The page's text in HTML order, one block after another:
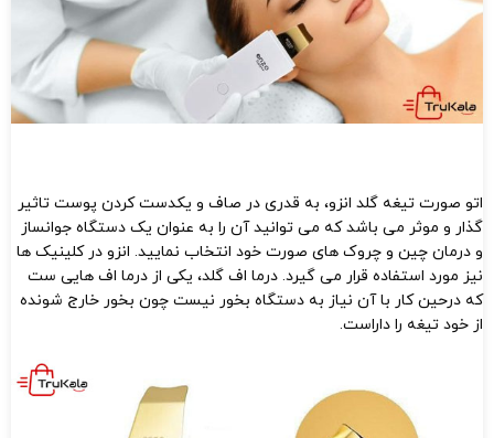
اتو صورت تیغه گلد انزو، به قدری در صاف و یکدست کردن پوست تاثیر
گذار و موثر می باشد که می توانید آن را به عنوان یک دستگاه جوانساز
و درمان چین و چروک های صورت خود انتخاب نمایید. انزو در کلینیک ها
نیز مورد استفاده قرار می گیرد. درما اف گلد، یکی از درما اف هایی ست
که درحین کار با آن نیاز به دستگاه بخور نیست چون بخور خارج شونده
از خود تیغه را داراست.